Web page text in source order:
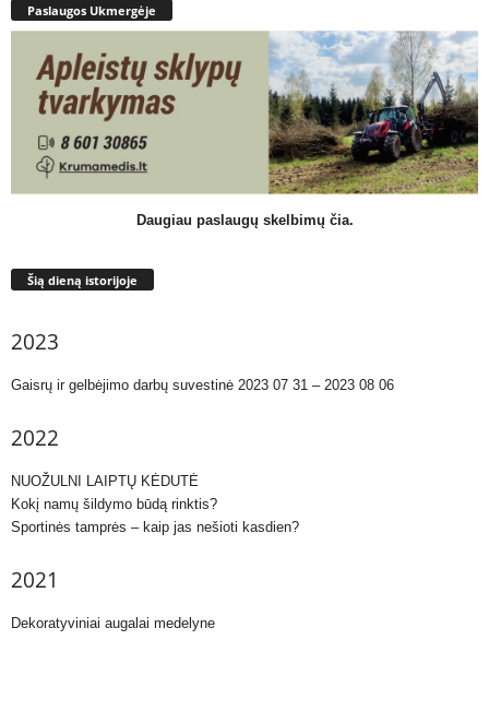
Paslaugos Ukmergėje
Daugiau paslaugų skelbimų čia.
Šią dieną istorijoje
2023
Gaisrų ir gelbėjimo darbų suvestinė 2023 07 31 – 2023 08 06
2022
NUOŽULNI LAIPTŲ KĖDUTĖ
Kokį namų šildymo būdą rinktis?
Sportinės tamprės – kaip jas nešioti kasdien?
2021
Dekoratyviniai augalai medelyne